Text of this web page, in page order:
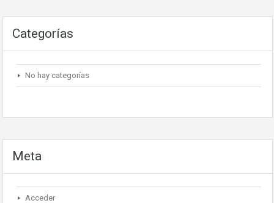
Categorías
No hay categorías
Meta
Acceder